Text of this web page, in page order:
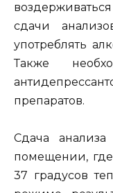
сдачи
употреблять
Также
препаратов.
Сдача
помещении, где
37 градусов